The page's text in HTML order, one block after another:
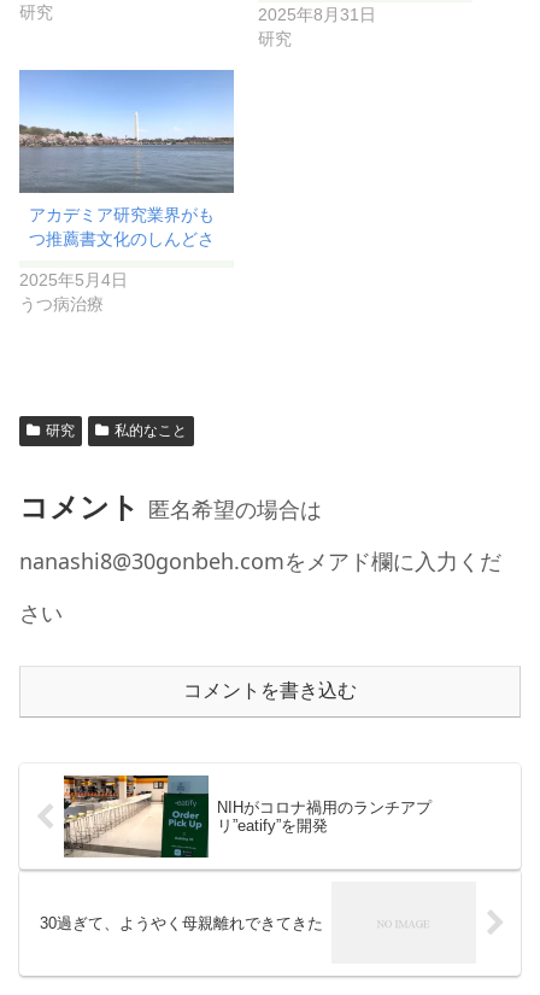
研究
2025年8月31日
研究
アカデミア研究業界がも
つ推薦書文化のしんどさ
2025年5月4日
うつ病治療
研究 私的なこと
コメント 匿名希望の場合は
nanashi8@30gonbeh.comをメアド欄に入力くだ
さい
コメントを書き込む
NIHがコロナ禍用のランチアプ
リ”eatify”を開発
30過ぎて、ようやく母親離れできてきた